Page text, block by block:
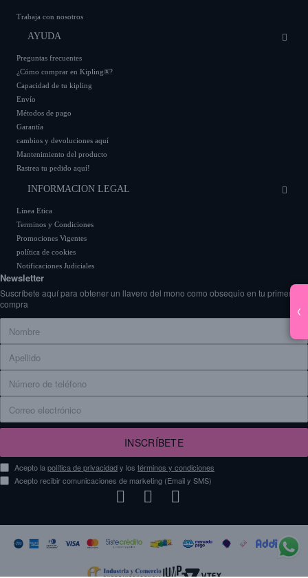
‹
Trabaja con nosotros
AYUDA
Preguntas frecuentes
¿Cómo comprar en Kipling®?
Capacidad de tu kipling
Envío
Métodos de pago
Garantía
cambios y devoluciones aquí
Mantenimiento del producto
Rastrea tu pedido aquí!
INFORMACION LEGAL
Linea Etica
Terminos y Condiciones
Promociones Vigentes
política de cookies
Notificaciones Judiciales
Newsletter
Suscríbete aquí para obtener un llavero del mono como obsequio en tu primera
compra
INSCRÍBETE
Acepto lapolítica de privacidady los términos y condiciones
Acepto recibir comunicaciones de marketing (Email y SMS)